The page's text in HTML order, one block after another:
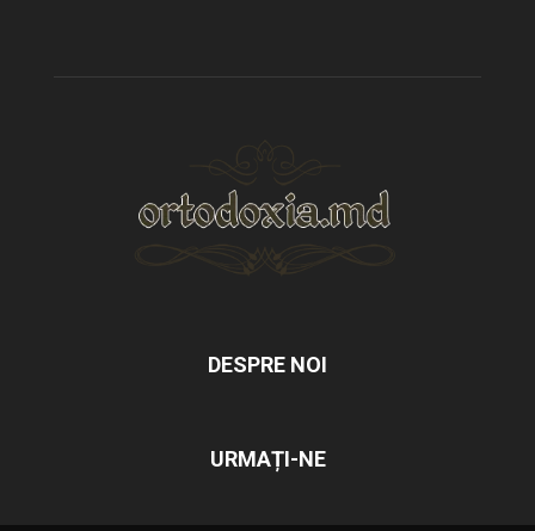
DESPRE NOI
URMAȚI-NE